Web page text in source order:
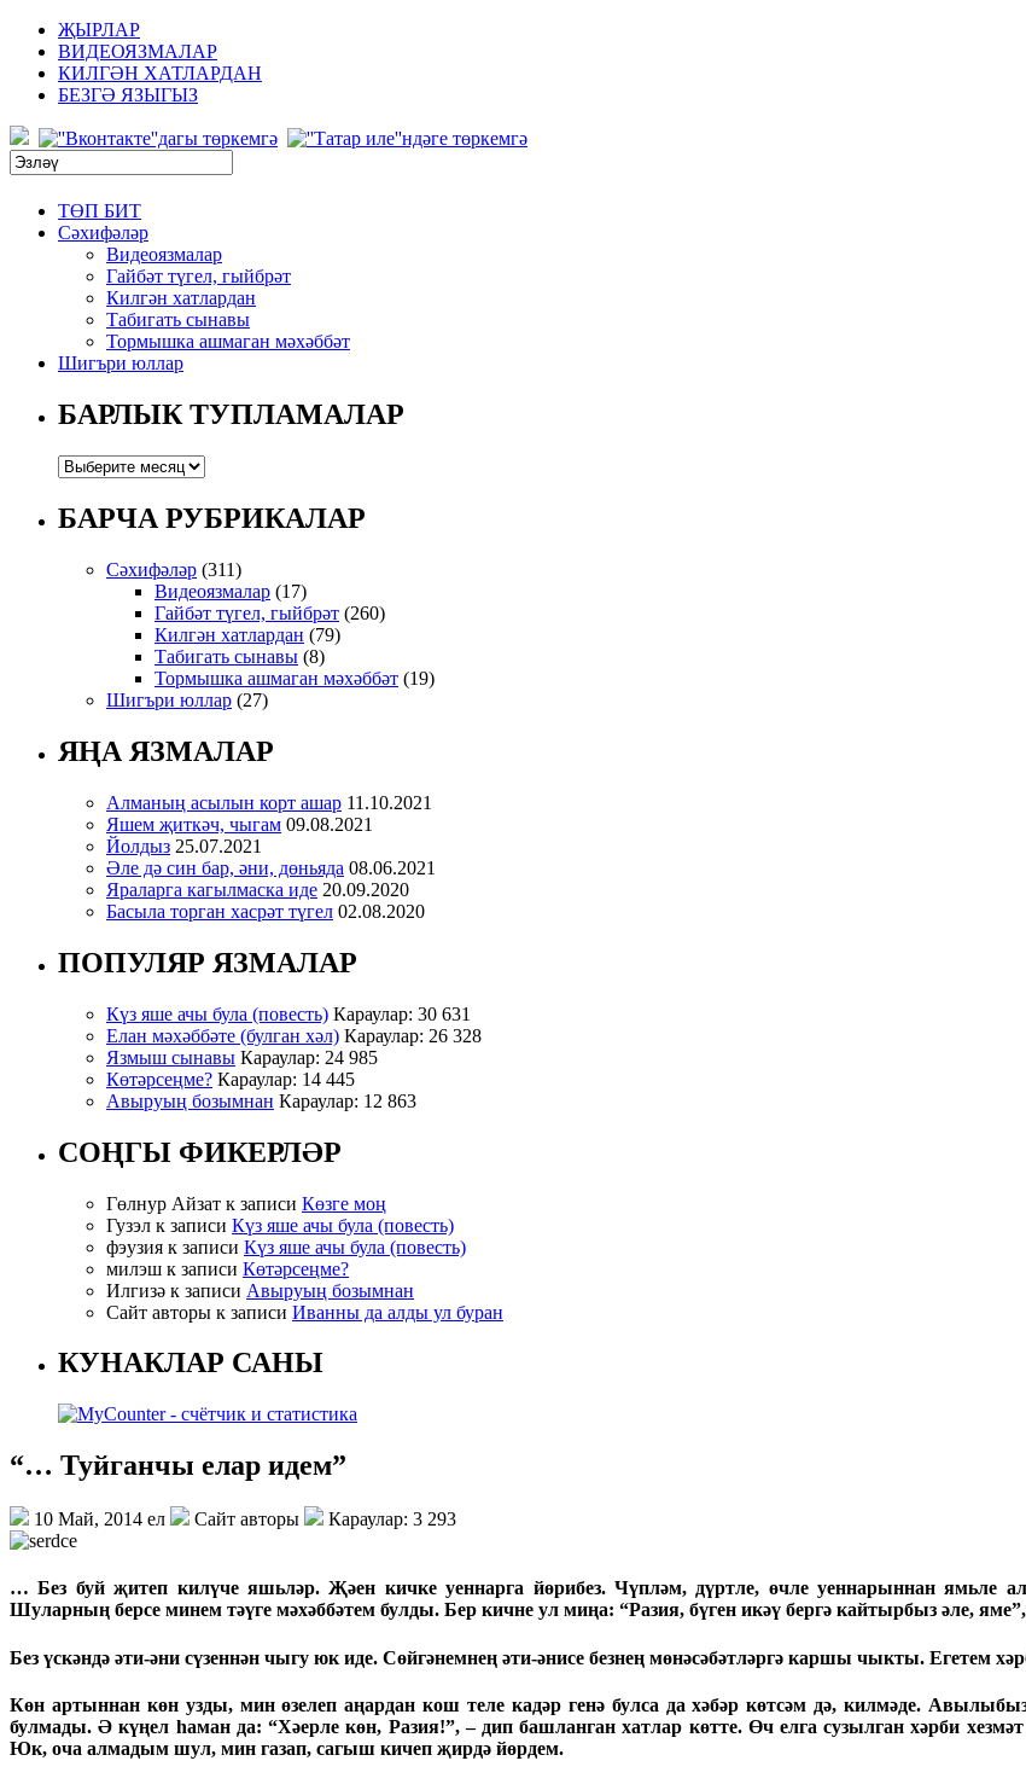
ҖЫРЛАР
ВИДЕОЯЗМАЛАР
КИЛГӘН ХАТЛАРДАН
БЕЗГӘ ЯЗЫГЫЗ
ТӨП БИТ
Сәхифәләр
Видеоязмалар
Гайбәт түгел, гыйбрәт
Килгән хатлардан
Табигать сынавы
Тормышка ашмаган мәхәббәт
Шигъри юллар
БАРЛЫК ТУПЛАМАЛАР
БАРЧА РУБРИКАЛАР
Сәхифәләр (311)
Видеоязмалар (17)
Гайбәт түгел, гыйбрәт (260)
Килгән хатлардан (79)
Табигать сынавы (8)
Тормышка ашмаган мәхәббәт (19)
Шигъри юллар (27)
ЯҢА ЯЗМАЛАР
Алманың асылын корт ашар 11.10.2021
Яшем җиткәч, чыгам 09.08.2021
Йолдыз 25.07.2021
Әле дә син бар, әни, дөньяда 08.06.2021
Яраларга кагылмаска иде 20.09.2020
Басыла торган хасрәт түгел 02.08.2020
ПОПУЛЯР ЯЗМАЛАР
Күз яше ачы була (повесть) Караулар: 30 631
Елан мәхәббәте (булган хәл) Караулар: 26 328
Язмыш сынавы Караулар: 24 985
Көтәрсеңме? Караулар: 14 445
Авыруың бозымнан Караулар: 12 863
СОҢГЫ ФИКЕРЛӘР
Гөлнур Айзат к записи Көзге моң
Гузэл к записи Күз яше ачы була (повесть)
фэузия к записи Күз яше ачы була (повесть)
милэш к записи Көтәрсеңме?
Илгизә к записи Авыруың бозымнан
Сайт авторы к записи Иванны да алды ул буран
КУНАКЛАР САНЫ
“… Туйганчы елар идем”
10 Май, 2014 ел Сайт авторы Караулар: 3 293
… Без буй җитеп килүче яшьләр. Җәен кичке уеннарга йөрибез. Чүпләм, дүртле, өчле уеннарыннан ямьле
Шуларның берсе минем тәүге мәхәббәтем булды. Бер кичне ул миңа: “Разия, бүген икәү бергә кайтырбыз әле,
Без үскәндә әти-әни сүзеннән чыгу юк иде. Сөйгәнемнең әти-әнисе безнең мөнәсәбәтләргә каршы чыкты. Егетем
Көн артыннан көн узды, мин өзелеп аңардан кош теле кадәр генә булса да хәбәр көтсәм дә, килмәде.
булмады. Ә күңел һаман да: “Хәерле көн, Разия!”, – дип башланган хатлар көтте. Өч елга сузылган хәрби
Юк, оча алмадым шул, мин газап, сагыш кичеп җирдә йөрдем.